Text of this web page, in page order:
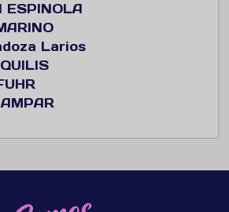
ESPINOLA
Larios